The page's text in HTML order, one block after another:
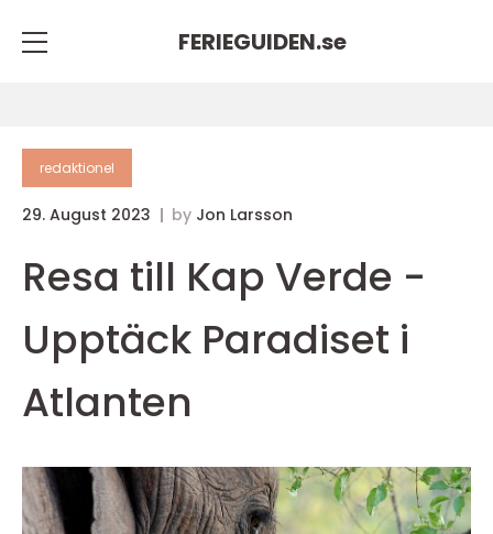
FERIEGUIDEN.se
redaktionel
29. August 2023 by Jon Larsson
Resa till Kap Verde -
Upptäck Paradiset i
Atlanten